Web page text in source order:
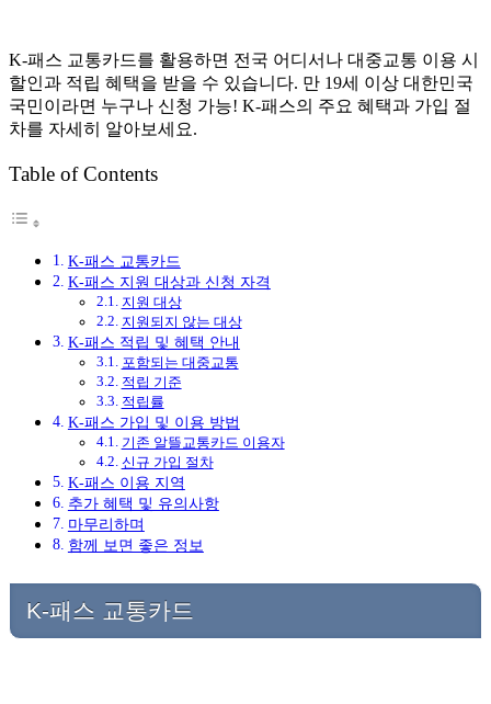
K-패스 교통카드를 활용하면 전국 어디서나 대중교통 이용 시
할인과 적립 혜택을 받을 수 있습니다. 만 19세 이상 대한민국
국민이라면 누구나 신청 가능! K-패스의 주요 혜택과 가입 절
차를 자세히 알아보세요.
Table of Contents
K-패스 교통카드
K-패스 지원 대상과 신청 자격
지원 대상
지원되지 않는 대상
K-패스 적립 및 혜택 안내
포함되는 대중교통
적립 기준
적립률
K-패스 가입 및 이용 방법
기존 알뜰교통카드 이용자
신규 가입 절차
K-패스 이용 지역
추가 혜택 및 유의사항
마무리하며
함께 보면 좋은 정보
K-패스 교통카드